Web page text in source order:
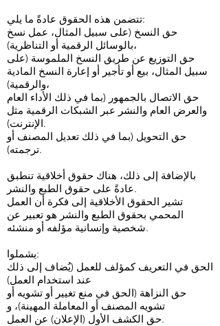
تتضمن هذه الحقوق عادةً ما يلي:
حق النسخ (على سبيل المثال، عمل نسخ
بالوسائل الرقمية أو التناظرية)،
حق التوزيع عن طريق النسخ الملموسة (على
سبيل المثال، بيع أو تأجير أو إعارة النسخ المادية
والرقمية)،
حق الاتصال بالجمهور (بما في ذلك الأداء العام
والعرض العام والنشر عبر الشبكات الرقمية مثل
الإنترنت).
حق التحويل (بما في ذلك تعديل المصنف أو
ترجمته).
بالإضافة إلى ذلك، هناك حقوق أخلاقية تنطبق
عادةً على حقوق الطبع والنشر.
تشير الحقوق الأخلاقية إلى فكرة أن العمل
المحمي بحقوق الطبع والنشر هو تعبير عن
شخصية وإنسانية مؤلفه أو منشئه.
يشملوا:
الحق في التعريف كمؤلف للعمل (يُضاف إلى ذلك
عند استخدام العمل)
حق النزاهة (الحق في منع تغيير أو تشويه أو
تشويه المصنف أو المعاملة المهينة)، و
حق الكشف الأول (الإعلان) عن العمل.